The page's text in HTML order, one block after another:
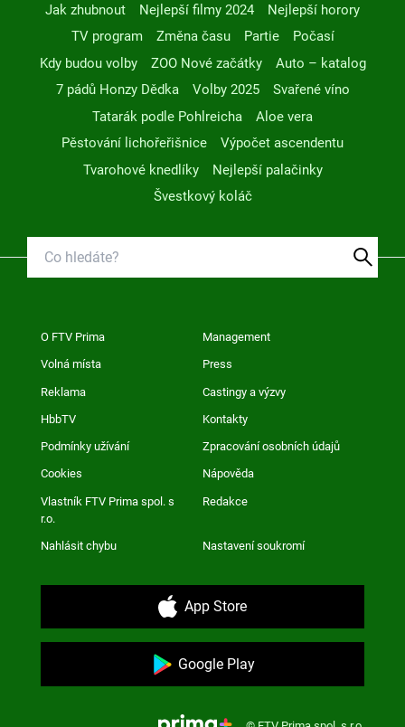
Jak zhubnout Nejlepší filmy 2024
Nejlepší horory
TV program
Změna času Partie
Počasí
Kdy budou volby
ZOO Nové začátky
Auto – katalog
7 pádů Honzy Dědka
Volby 2025
Svařené víno
Tatarák podle Pohlreicha
Aloe vera
Pěstování lichořeřišnice
Výpočet ascendentu
Tvarohové knedlíky
Nejlepší palačinky
Švestkový koláč
O FTV Prima Management
Volná místa Press
Reklama Castingy a výzvy
HbbTV Kontakty
Podmínky užívání Zpracování osobních údajů
Cookies Nápověda
Vlastník FTV Prima spol. s
r.o.
Redakce
Nahlásit chybu Nastavení soukromí
App Store
Google Play